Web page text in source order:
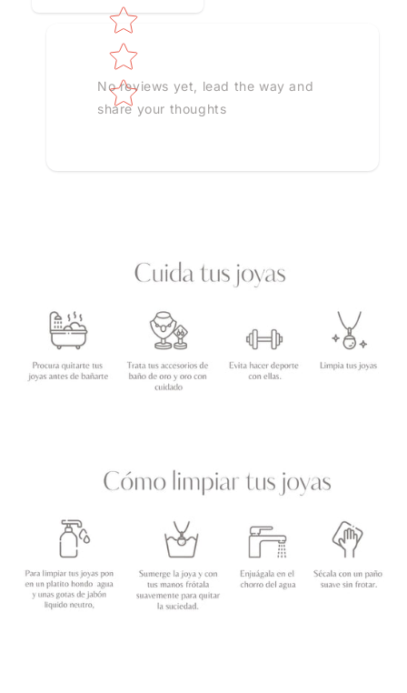
No reviews yet, lead the way and
share your thoughts